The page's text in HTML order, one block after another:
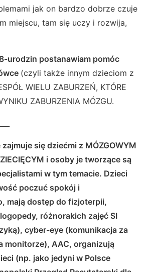
jak on bardzo dobrze czuje
miejscu, tam się uczy i rozwija,
urodzin postanawiam pomóc
(czyli także innym dzieciom z
WIELU ZABURZEŃ, KTÓRE
ZABURZENIA MÓZGU.
się dziećmi z MÓZGOWYM
i osoby je tworzące są
w tym temacie. Dzieci
poczuć spokój i
mają dostęp do fizjoterpii,
różnorakich zajęć SI
cyber-eye (komunikacja za
monitorze), AAC, organizują
(np. jako jedyni w Polsce